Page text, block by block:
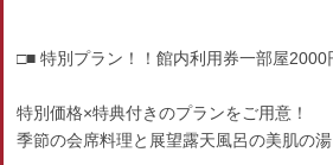
□■ 特別プラン！！館内利用券一部屋2000
特別価格×特典付きのプランをご用意！
季節の会席料理と展望露天風呂の美肌の